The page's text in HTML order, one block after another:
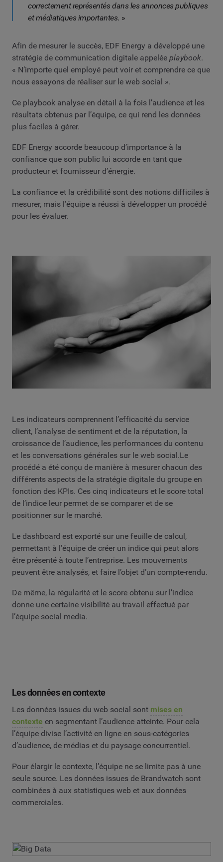
correctement représentés dans les annonces publiques
et médiatiques importantes. »
Afin de mesurer le succès, EDF Energy a développé une
stratégie de communication digitale appelée playbook.
« N’importe quel employé peut voir et comprendre ce que
nous essayons de réaliser sur le web social ».
Ce playbook analyse en détail à la fois l’audience et les
résultats obtenus par l’équipe, ce qui rend les données
plus faciles à gérer.
EDF Energy accorde beaucoup d’importance à la
confiance que son public lui accorde en tant que
producteur et fournisseur d’énergie.
La confiance et la crédibilité sont des notions difficiles à
mesurer, mais l’équipe a réussi à développer un procédé
pour les évaluer.
Les indicateurs comprennent l’efficacité du service
client, l’analyse de sentiment et de la réputation, la
croissance de l’audience, les performances du contenu
et les conversations générales sur le web social.Le
procédé a été conçu de manière à mesurer chacun des
différents aspects de la stratégie digitale du groupe en
fonction des KPIs. Ces cinq indicateurs et le score total
de l’indice leur permet de se comparer et de se
positionner sur le marché.
Le dashboard est exporté sur une feuille de calcul,
permettant à l’équipe de créer un indice qui peut alors
être présenté à toute l’entreprise. Les mouvements
peuvent être analysés, et faire l’objet d’un compte-rendu.
De même, la régularité et le score obtenu sur l’indice
donne une certaine visibilité au travail effectué par
l’équipe social media.
Les données en contexte
Les données issues du web social sont mises en
contexte en segmentant l’audience atteinte. Pour cela
l’équipe divise l’activité en ligne en sous-catégories
d’audience, de médias et du paysage concurrentiel.
Pour élargir le contexte, l’équipe ne se limite pas à une
seule source. Les données issues de Brandwatch sont
combinées à aux statistiques web et aux données
commerciales.